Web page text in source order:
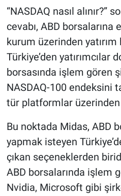
“NASDAQ nasıl alınır?”
cevabı, ABD borsalarına
kurum üzerinden yatırım
Türkiye’den yatırımcılar
borsasında işlem gören
NASDAQ-100 endeksini
tür platformlar
Bu noktada Midas, ABD
yapmak isteyen
çıkan seçeneklerden
ABD borsalarında işlem
Nvidia, Microsoft gibi